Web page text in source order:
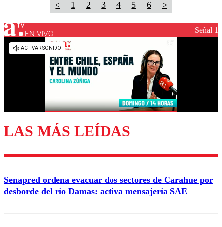
< 1 2 3 4 5 6 >
EN VIVO Señal 1
LAS MÁS LEÍDAS
Senapred ordena evacuar dos sectores de Carahue por
desborde del río Damas: activa mensajería SAE